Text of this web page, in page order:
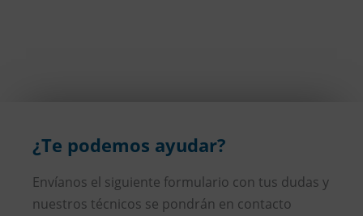
¿Te podemos ayudar?
Envíanos el siguiente formulario con tus dudas y
nuestros técnicos se pondrán en contacto